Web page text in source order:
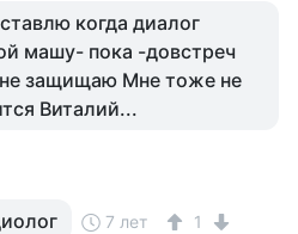
когда диалог
машу- пока -довстреч
не защищаю Мне тоже не
Виталий...
7 лет 1